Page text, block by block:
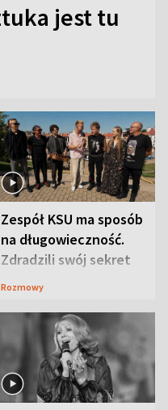
jest tu
Zespół KSU ma sposób
na długowieczność.
Zdradzili swój sekret
Rozmowy